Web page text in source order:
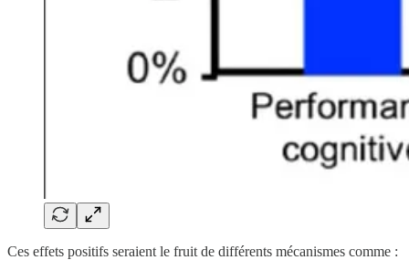
Ces effets positifs seraient le fruit de différents mécanismes comme :